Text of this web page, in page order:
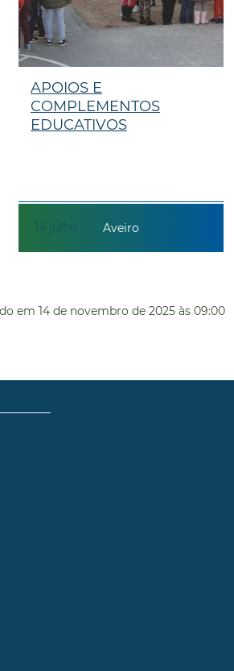
14 julho
APOIOS E
COMPLEMENTOS
EDUCATIVOS
Aveiro
em 14 de novembro de 2025 às 09:00